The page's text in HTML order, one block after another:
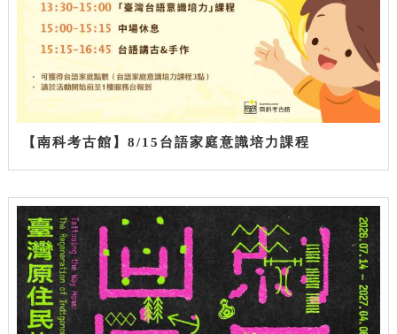
【南科考古館】8/15台語家庭意識培力課程